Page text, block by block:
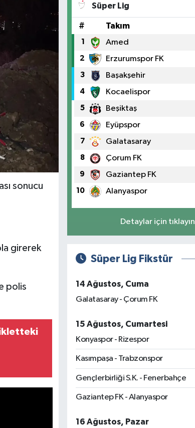
sonucu
girerek
polis
Süper Lig
# Takım
1 Amed
2 Erzurumspor FK
3 Başakşehir
4 Kocaelispor
5 Beşiktaş
6 Eyüpspor
7 Galatasaray
8 Çorum FK
9 Gaziantep FK
10 Alanyaspor
Detaylar için tıklayın
Süper Lig Fikstür
14 Ağustos, Cuma
Galatasaray - Çorum FK
15 Ağustos, Cumartesi
Konyaspor - Rizespor
Kasımpaşa - Trabzonspor
Gençlerbirliği S.K. - Fenerbahçe
Gaziantep FK - Alanyaspor
16 Ağustos, Pazar